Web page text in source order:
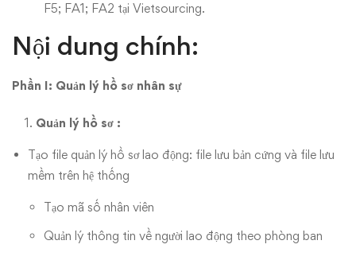
F5; FA1; FA2 tại Vietsourcing.
Nội dung chính:
Phần I: Quản lý hồ sơ nhân sự
Quản lý hồ sơ :
Tạo file quản lý hồ sơ lao động: file lưu bản cứng và file lưu
mềm trên hệ thống
Tạo mã số nhân viên
Quản lý thông tin về người lao động theo phòng ban